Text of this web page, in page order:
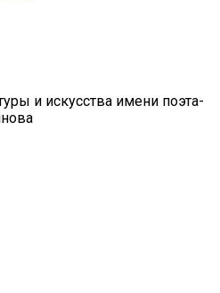
и искусства имени поэта-